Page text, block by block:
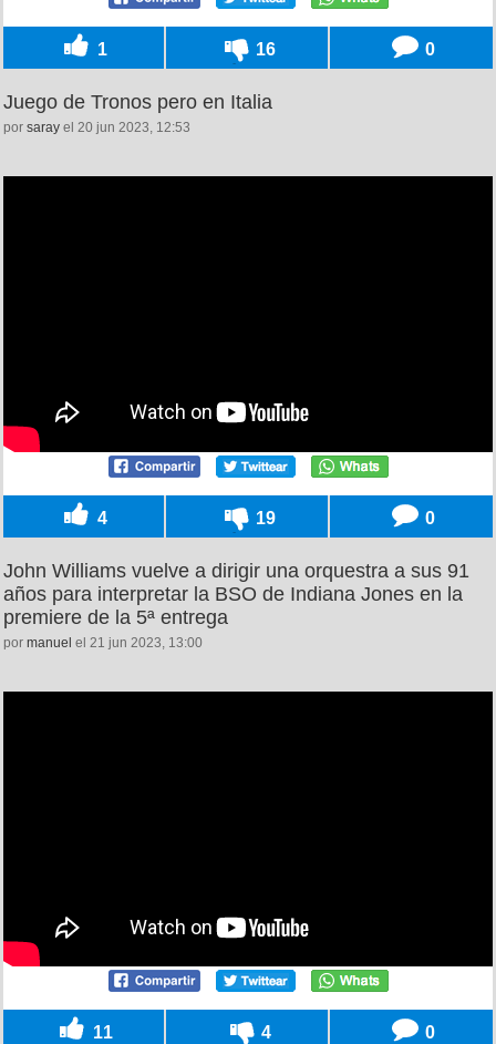
1 16 0
Juego de Tronos pero en Italia
por saray el 20 jun 2023, 12:53
4 19 0
John Williams vuelve a dirigir una orquestra a sus 91
años para interpretar la BSO de Indiana Jones en la
premiere de la 5ª entrega
por manuel el 21 jun 2023, 13:00
11 4 0